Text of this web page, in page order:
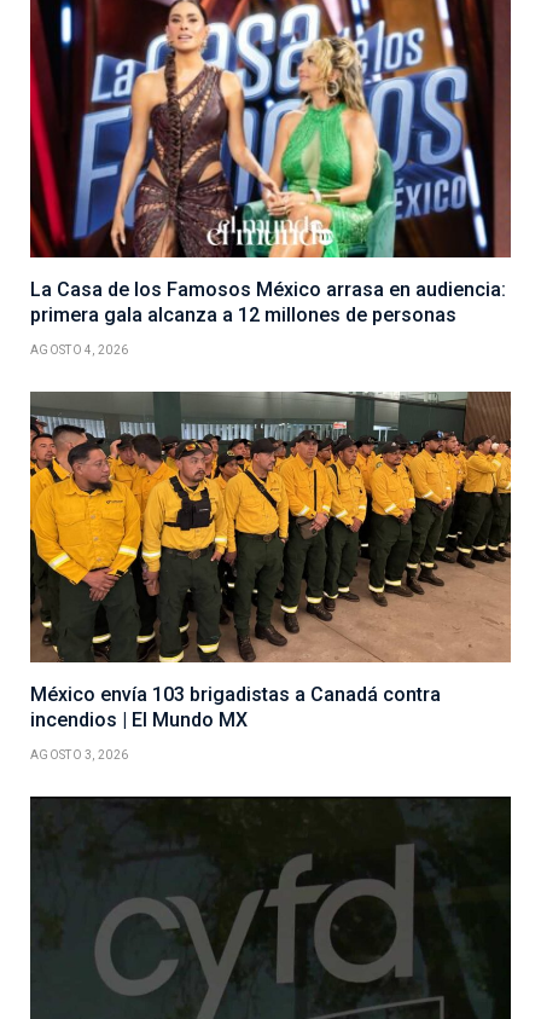
La Casa de los Famosos México arrasa en audiencia:
primera gala alcanza a 12 millones de personas
AGOSTO 4, 2026
México envía 103 brigadistas a Canadá contra
incendios | El Mundo MX
AGOSTO 3, 2026